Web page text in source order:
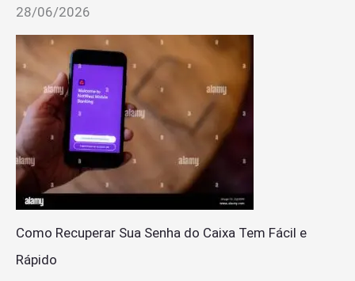
28/06/2026
Como Recuperar Sua Senha do Caixa Tem Fácil e
Rápido